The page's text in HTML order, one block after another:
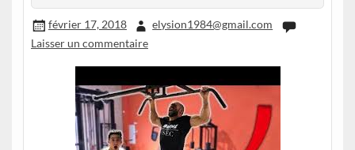
février 17, 2018
elysion1984@gmail.com
Laisser un commentaire